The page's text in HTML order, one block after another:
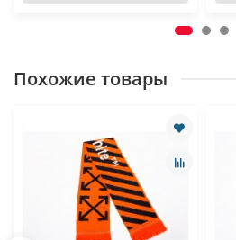
Похожие товары